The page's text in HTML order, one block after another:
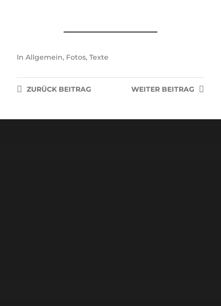
In Allgemein, Fotos, Texte
WEITER BEITRAG
ZURÜCKBEITRAG